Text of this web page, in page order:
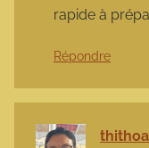
rapide à
Répondre